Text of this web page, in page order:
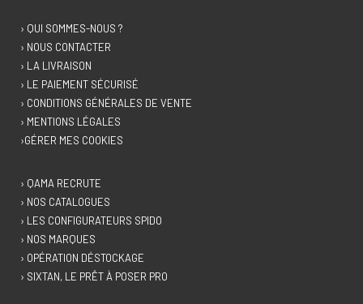
› QUI SOMMES-NOUS ?
› NOUS CONTACTER
› LA LIVRAISON
› LE PAIEMENT SÉCURISÉ
› CONDITIONS GÉNÉRALES DE VENTE
› MENTIONS LÉGALES
›GÉRER MES COOKIES
› QAMA RECRUTE
› NOS CATALOGUES
› LES CONFIGURATEURS SPIDO
› NOS MARQUES
› OPÉRATION DÉSTOCKAGE
› SIXTAN, LE PRÊT À POSER PRO